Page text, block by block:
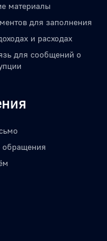
материалы
для заполнения
и расходах
для сообщений о